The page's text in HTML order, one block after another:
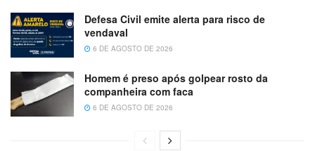
Defesa Civil emite alerta para risco de
vendaval
6 DE AGOSTO DE 2026
Homem é preso após golpear rosto da
companheira com faca
6 DE AGOSTO DE 2026